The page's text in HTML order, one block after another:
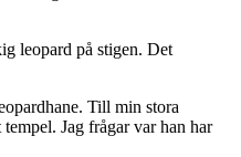
leopard på stigen. Det
Till min stora
Jag frågar var han har